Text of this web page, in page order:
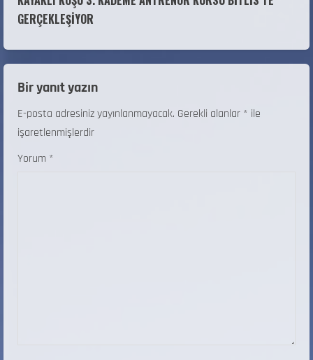
GERÇEKLEŞİYOR
Bir yanıt yazın
E-posta adresiniz yayınlanmayacak. Gerekli alanlar * ile
işaretlenmişlerdir
Yorum *